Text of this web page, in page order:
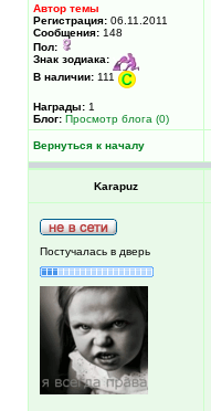
Автор темы
Регистрация: 06.11.2011
Сообщения: 148
Пол:
Знак зодиака:
В наличии: 111
Награды: 1
Блог: Просмотр блога (0)
Вернуться к началу
Karapuz
Постучалась в дверь